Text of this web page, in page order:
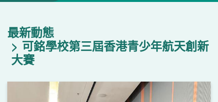
最新動態
可銘學校第三屆香港青少年航天創新
大賽